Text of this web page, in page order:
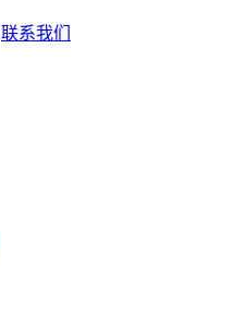
联系我们